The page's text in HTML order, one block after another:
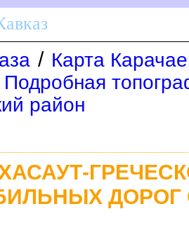
/ Карта
район
ДОРОГ